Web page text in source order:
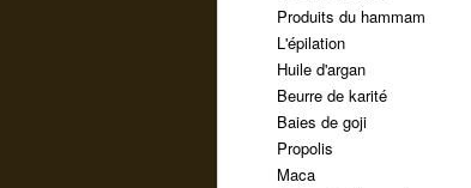
Produits du hammam
L'épilation
Huile d'argan
Beurre de karité
Baies de goji
Propolis
Maca